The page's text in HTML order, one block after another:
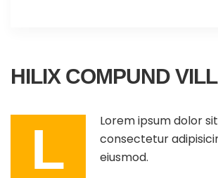
HILIX COMPUND
L
Lorem ipsum dolor
consectetur
eiusmod.